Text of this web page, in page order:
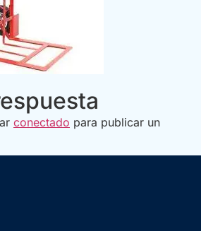
conectado para publicar un